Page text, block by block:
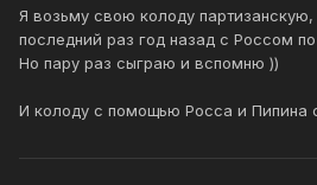
Я возьму свою колоду партизанскую,
последний раз год назад с Россом
Но пару раз сыграю и вспомню ))
И колоду с помощью Росса и Пипина